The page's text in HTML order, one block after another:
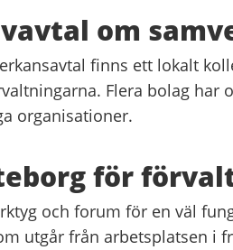
om
finns ett lokalt
Flera bolag har
organisationer.
för
och forum för en väl
utgår från arbetsplatsen i